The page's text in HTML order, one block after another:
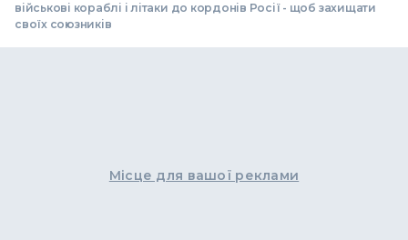
військові кораблі і літаки до кордонів Росії - щоб захищати
своїх союзників
Місце для вашої реклами